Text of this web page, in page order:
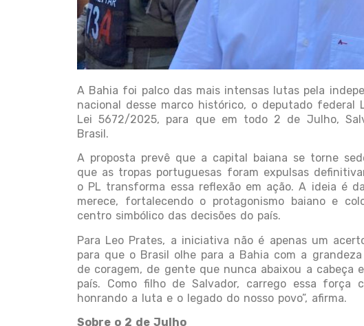
A Bahia foi palco das mais intensas lutas pela
nacional desse marco histórico, o deputado federal
Lei 5672/2025, para que em todo 2 de Julho,
Brasil.
A proposta prevê que a capital baiana se torne
que as tropas portuguesas foram expulsas
o PL transforma essa reflexão em ação. A ideia é
merece, fortalecendo o protagonismo baiano e
centro simbólico das decisões do país.
Para Leo Prates, a iniciativa não é apenas um
para que o Brasil olhe para a Bahia com a
de coragem, de gente que nunca abaixou a cabeça
país. Como filho de Salvador, carrego essa força
honrando a luta e o legado do nosso povo”, afirma.
Sobre o 2 de Julho